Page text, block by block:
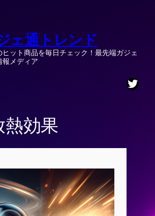
ェ通トレンド
ヒット商品を毎日チェック！最先端ガジェ
報メディア
熱効果